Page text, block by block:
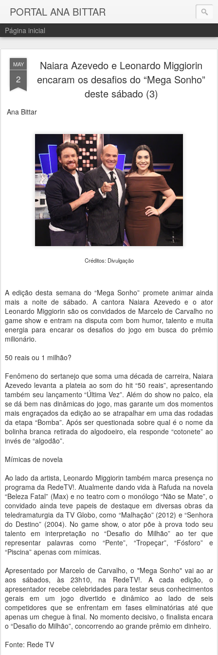
PORTAL ANA BITTAR
Página inicial
MAY
2
Naiara Azevedo e Leonardo Miggiorin
encaram os desafios do “Mega Sonho”
deste sábado (3)
Ana Bittar
Créditos: Divulgação
A edição desta semana do “Mega Sonho” promete animar ainda
mais a noite de sábado. A cantora Naiara Azevedo e o ator
Leonardo Miggiorin são os convidados de Marcelo de Carvalho no
game show e entram na disputa com bom humor, talento e muita
energia para encarar os desafios do jogo em busca do prêmio
milionário.
50 reais ou 1 milhão?
Fenômeno do sertanejo que soma uma década de carreira, Naiara
Azevedo levanta a plateia ao som do hit “50 reais”, apresentando
também seu lançamento “Última Vez”. Além do show no palco, ela
se dá bem nas dinâmicas do jogo, mas garante um dos momentos
mais engraçados da edição ao se atrapalhar em uma das rodadas
da etapa “Bomba”. Após ser questionada sobre qual é o nome da
bolinha branca retirada do algodoeiro, ela responde “cotonete” ao
invés de “algodão”.
Mímicas de novela
Ao lado da artista, Leonardo Miggiorin também marca presença no
programa da RedeTV!. Atualmente dando vida à Rafuda na novela
“Beleza Fatal” (Max) e no teatro com o monólogo “Não se Mate”, o
convidado ainda teve papeis de destaque em diversas obras da
teledramaturgia da TV Globo, como “Malhação” (2012) e “Senhora
do Destino” (2004). No game show, o ator põe à prova todo seu
talento em interpretação no “Desafio do Milhão” ao ter que
representar palavras como “Pente”, “Tropeçar”, “Fósforo” e
“Piscina” apenas com mímicas.
Apresentado por Marcelo de Carvalho, o "Mega Sonho" vai ao ar
aos sábados, às 23h10, na RedeTV!. A cada edição, o
apresentador recebe celebridades para testar seus conhecimentos
gerais em um jogo divertido e dinâmico ao lado de seis
competidores que se enfrentam em fases eliminatórias até que
apenas um chegue à final. No momento decisivo, o finalista encara
o “Desafio do Milhão”, concorrendo ao grande prêmio em dinheiro.
Fonte: Rede TV